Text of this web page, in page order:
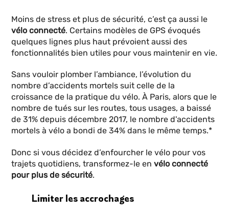
Moins de stress et plus de sécurité, c’est ça aussi le
vélo connecté. Certains modèles de GPS évoqués
quelques lignes plus haut prévoient aussi des
fonctionnalités bien utiles pour vous maintenir en vie.
Sans vouloir plomber l’ambiance, l’évolution du
nombre d’accidents mortels suit celle de la
croissance de la pratique du vélo. À Paris, alors que le
nombre de tués sur les routes, tous usages, a baissé
de 31% depuis décembre 2017, le nombre d'accidents
mortels à vélo a bondi de 34% dans le même temps.*
Donc si vous décidez d’enfourcher le vélo pour vos
trajets quotidiens, transformez-le envélo connecté
pour plus de sécurité.
Limiter les accrochages